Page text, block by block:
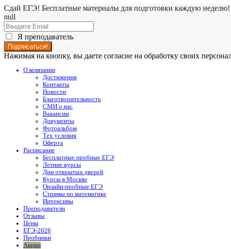
Сдай ЕГЭ! Бесплатные материалы для подготовки каждую неделю!
null
Я преподаватель
Нажимая на кнопку, вы даете согласие на обработку своих
О компании
Достижения
Контакты
Новости
Благотворительность
СМИ о нас
Вакансии
Документы
Фотоальбом
Тех условия
Оферта
Расписание
Бесплатные пробные ЕГЭ
Летние курсы
Дни открытых дверей
Курсы в Москве
Онлайн-пробные ЕГЭ
Стримы по математике
Интенсивы
Преподаватели
Отзывы
Цены
ЕГЭ-2026
Пробники
Акции